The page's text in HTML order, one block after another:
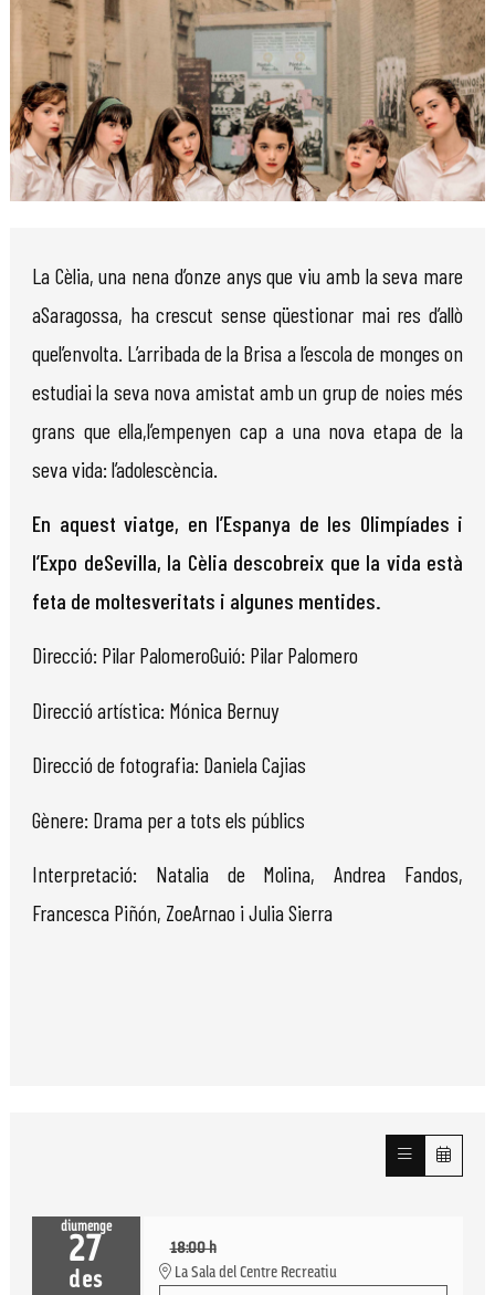
La Cèlia, una nena d’onze anys que viu amb la seva mare
aSaragossa, ha crescut sense qüestionar mai res d’allò
quel’envolta. L’arribada de la Brisa a l’escola de monges on
estudiai la seva nova amistat amb un grup de noies més
grans que ella,l’empenyen cap a una nova etapa de la
seva vida: l’adolescència.
En aquest viatge, en l’Espanya de les Olimpíades i
l’Expo deSevilla, la Cèlia descobreix que la vida està
feta de moltesveritats i algunes mentides.
Direcció: Pilar PalomeroGuió: Pilar Palomero
Direcció artística: Mónica Bernuy
Direcció de fotografia: Daniela Cajias
Gènere: Drama per a tots els públics
Interpretació: Natalia de Molina, Andrea Fandos,
Francesca Piñón, ZoeArnao i Julia Sierra
diumenge
27
des
18:00 h
La Sala del Centre Recreatiu